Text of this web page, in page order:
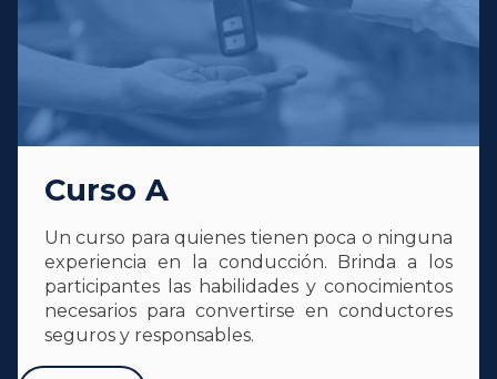
Curso A
Un curso para quienes tienen poca o ninguna
experiencia en la conducción. Brinda a los
participantes las habilidades y conocimientos
necesarios para convertirse en conductores
seguros y responsables.